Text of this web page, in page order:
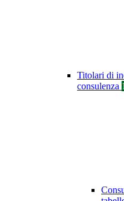
Titolari di
consulenza 1